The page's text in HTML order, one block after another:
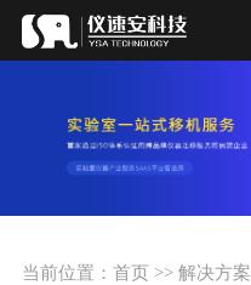
当前位置： 首页 >> 解决方案